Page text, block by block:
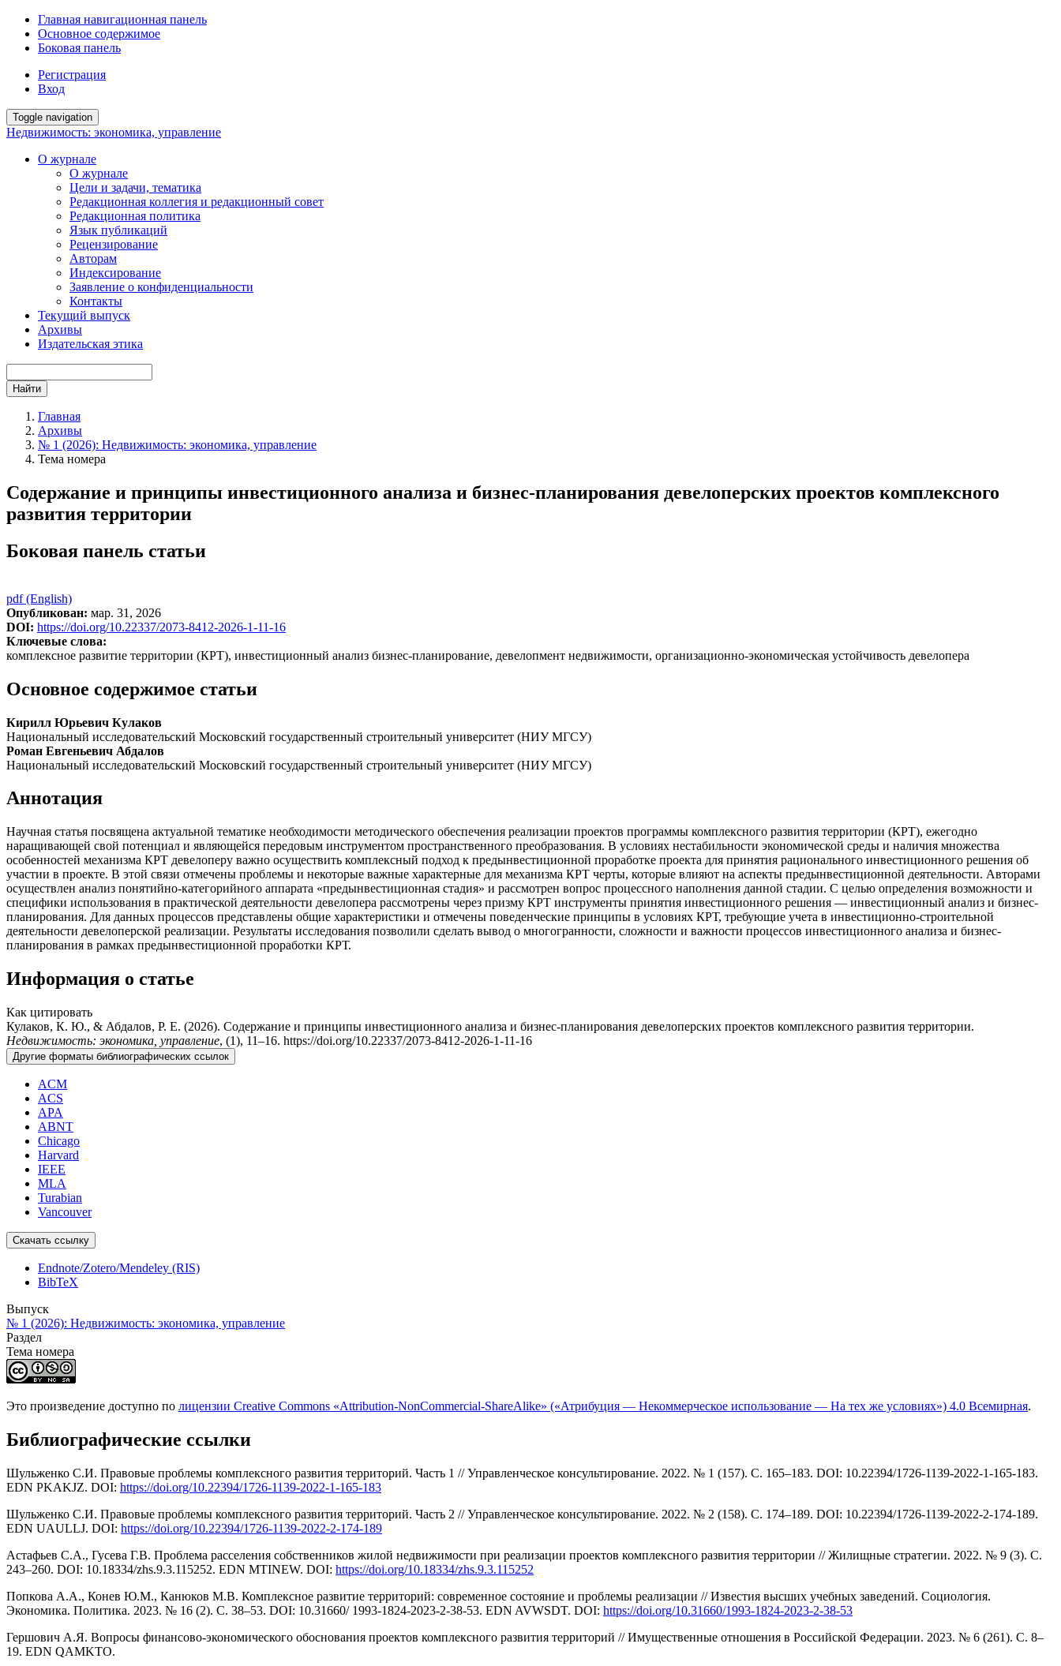
Главная навигационная панель
Основное содержимое
Боковая панель
Регистрация
Вход
Toggle navigation
Недвижимость: экономика, управление
О журнале
О журнале
Цели и задачи, тематика
Редакционная коллегия и редакционный совет
Редакционная политика
Язык публикаций
Рецензирование
Авторам
Индексирование
Заявление о конфиденциальности
Контакты
Текущий выпуск
Архивы
Издательская этика
Найти
Главная
Архивы
№ 1 (2026): Недвижимость: экономика, управление
Тема номера
Содержание и принципы инвестиционного анализа и бизнес-планирования девелоперских проектов комплексного
развития территории
Боковая панель статьи
pdf (English)
Опубликован: мар. 31, 2026
DOI: https://doi.org/10.22337/2073-8412-2026-1-11-16
Ключевые слова:
комплексное развитие территории (КРТ), инвестиционный анализ бизнес-планирование, девелопмент недвижимости, организационно-экономическая устойчивость девелопера
Основное содержимое статьи
Кирилл Юрьевич Кулаков
Национальный исследовательский Московский государственный строительный университет (НИУ МГСУ)
Роман Евгеньевич Абдалов
Национальный исследовательский Московский государственный строительный университет (НИУ МГСУ)
Аннотация
Научная статья посвящена актуальной тематике необходимости методического обеспечения реализации проектов программы комплексного развития территории (КРТ), ежегодно
наращивающей свой потенциал и являющейся передовым инструментом пространственного преобразования. В условиях нестабильности экономической среды и наличия множества
особенностей механизма КРТ девелоперу важно осуществить комплексный подход к предынвестиционной проработке проекта для принятия рационального инвестиционного решения об
участии в проекте. В этой связи отмечены проблемы и некоторые важные характерные для механизма КРТ черты, которые влияют на аспекты предын­вестиционной деятельности. Авторами
осуществлен анализ понятийно-категорийного аппарата «предынвестиционная стадия» и рассмотрен вопрос процессного наполнения данной стадии. С целью определения возможности и
специфики использования в практической деятельности девелопера рассмотрены через призму КРТ инструменты принятия инвестиционного решения — инвестиционный анализ и бизнес-
планирования. Для данных процессов представлены общие характеристики и отмечены поведенческие принципы в условиях КРТ, требующие учета в инвестиционно-строительной
деятельности девелоперской реализации. Результаты исследования позволили сделать вывод о много­гранности, сложности и важности процессов инвестиционного анализа и бизнес-
планирования в рамках предын­вестиционной проработки КРТ.
Информация о статье
Как цитировать
Кулаков, К. Ю., & Абдалов, Р. Е. (2026). Содержание и принципы инвестиционного анализа и бизнес-планирования девелоперских проектов комплексного развития территории.
Недвижимость: экономика, управление, (1), 11–16. https://doi.org/10.22337/2073-8412-2026-1-11-16
Другие форматы библиографических ссылок
ACM
ACS
APA
ABNT
Chicago
Harvard
IEEE
MLA
Turabian
Vancouver
Скачать ссылку
Endnote/Zotero/Mendeley (RIS)
BibTeX
Выпуск
№ 1 (2026): Недвижимость: экономика, управление
Раздел
Тема номера
Это произведение доступно по лицензии Creative Commons «Attribution-NonCommercial-ShareAlike» («Атрибуция — Некоммерческое использование — На тех же условиях») 4.0 Всемирная.
Библиографические ссылки
Шульженко С.И. Правовые проблемы комплексного развития территорий. Часть 1 // Управленческое консультирование. 2022. № 1 (157). С. 165–183. DOI: 10.22394/1726-1139-2022-1-165-183.
EDN PKAKJZ. DOI: https://doi.org/10.22394/1726-1139-2022-1-165-183
Шульженко С.И. Правовые проблемы комплексного развития территорий. Часть 2 // Управленческое консультирование. 2022. № 2 (158). С. 174–189. DOI: 10.22394/1726-1139-2022-2-174-189.
EDN UAULLJ. DOI: https://doi.org/10.22394/1726-1139-2022-2-174-189
Астафьев С.А., Гусева Г.В. Проблема расселения собственников жилой недвижимости при реализации проектов комплексного развития территории // Жилищные стратегии. 2022. № 9 (3). С.
243–260. DOI: 10.18334/zhs.9.3.115252. EDN MTINEW. DOI: https://doi.org/10.18334/zhs.9.3.115252
Попкова А.А., Конев Ю.М., Канюков М.В. Комплексное развитие территорий: современное состояние и проблемы реализации // Известия высших учебных заведений. Социология.
Экономика. Политика. 2023. № 16 (2). С. 38–53. DOI: 10.31660/ 1993-1824-2023-2-38-53. EDN AVWSDT. DOI: https://doi.org/10.31660/1993-1824-2023-2-38-53
Гершович А.Я. Вопросы финансово-экономического обоснования проектов комплексного развития территорий // Имущественные отношения в Российской Федерации. 2023. № 6 (261). С. 8–
19. EDN QAMKTO.